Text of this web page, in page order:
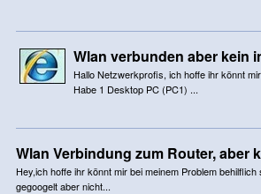
Wlan verbunden aber kein
Hallo Netzwerkprofis, ich hoffe ihr könnt
Habe 1 Desktop PC (PC1) ...
Wlan Verbindung zum Router, aber
Hey,ich hoffe ihr könnt mir bei meinem Problem
gegoogelt aber nicht...